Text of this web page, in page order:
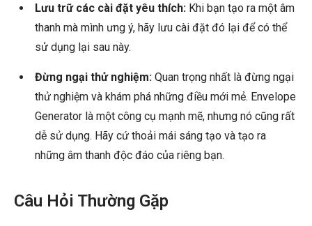
Lưu trữ các cài đặt yêu thích: Khi bạn tạo ra một âm
thanh mà mình ưng ý, hãy lưu cài đặt đó lại để có thể
sử dụng lại sau này.
Đừng ngại thử nghiệm: Quan trọng nhất là đừng ngại
thử nghiệm và khám phá những điều mới mẻ. Envelope
Generator là một công cụ mạnh mẽ, nhưng nó cũng rất
dễ sử dụng. Hãy cứ thoải mái sáng tạo và tạo ra
những âm thanh độc đáo của riêng bạn.
Câu Hỏi Thường Gặp